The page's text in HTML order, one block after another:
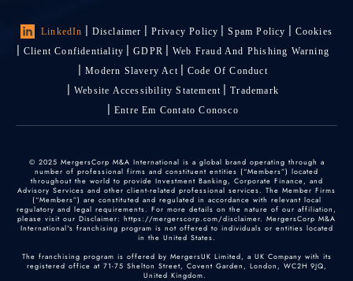
LinkedIn Disclaimer Privacy Policy Spam Policy
Cookies
Client Confidentiality
GDPR
Web Fraud And Phishing Warning
Modern Slavery Act
Code Of Conduct
Website Accessibility Statement
Trademark
Entre Em Contato Conosco
© 2025 MergersCorp M&A International is a global brand operating through a
number of professional firms and constituent entities (“Members”) located
throughout the world to provide Investment Banking, Corporate Finance, and
Advisory Services and other client-related professional services. The Member Firms
(“Members”) are constituted and regulated in accordance with relevant local
regulatory and legal requirements. For more details on the nature of our affiliation,
please visit our Disclaimer: https://mergerscorp.com/disclaimer. MergersCorp M&A
International's franchising program is not offered to individuals or entities located
in the United States.
The franchising program is offered by MergersUK Limited, a UK Company with its
registered office at 71-75 Shelton Street, Covent Garden, London, WC2H 9JQ,
United Kingdom.